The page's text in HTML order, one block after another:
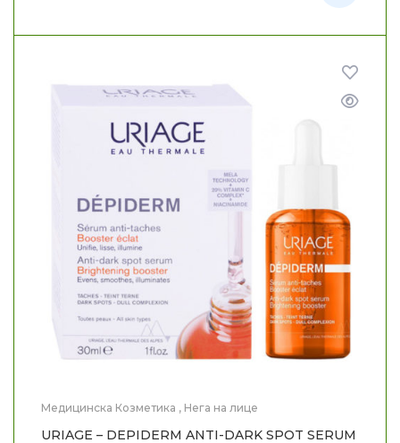
Медицинска Козметика , Нега на лице
URIAGE – DEPIDERM ANTI-DARK SPOT SERUM